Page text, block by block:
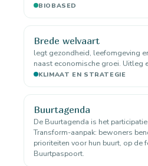
BIOBASED
Brede welvaart
legt gezondheid, leefomgeving
naast economische groei. Uitleg
KLIMAAT EN STRATEGIE
Buurtagenda
De Buurtagenda is het
Transform-aanpak: bewoners
prioriteiten voor hun buurt, op de
Buurtpaspoort.